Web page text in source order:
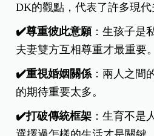
DK的觀點，代表了許多現代
✔️尊重彼此意願：生孩子是
夫妻雙方互相尊重才最重要。
✔️重視婚姻關係 ：兩人之間
的期待重要太多。
✔️打破傳統框架 ：生育不是